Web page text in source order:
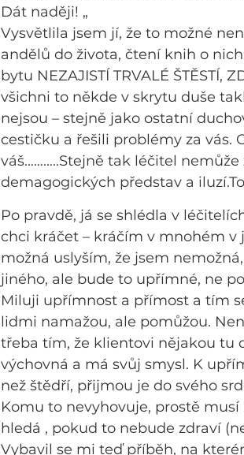
Dát naději! „
Vysvětlila jsem jí, že to možné
andělů do života, čtení knih o
bytu NEZAJISTÍ TRVALÉ ŠTĚSTÍ,
všichni to někde v skrytu duše
nejsou – stejně jako ostatní
cestičku a řešili problémy za vás.
váš………..Stejně tak léčitel
demagogických představ a
Po pravdě, já se shlédla v
chci kráčet – kráčím v mnohém v
možná uslyším, že jsem
jiného, ale bude to upřímné, ne
Miluji upřímnost a přímost a tím
lidmi namažou, ale pomůžou.
třeba tím, že klientovi nějakou tu
výchovná a má svůj smysl. K
než štědří, přijmou je do svého
Komu to nevyhovuje, prostě
hledá , pokud to nebude zdraví
Vybavil se mi teď příběh, na